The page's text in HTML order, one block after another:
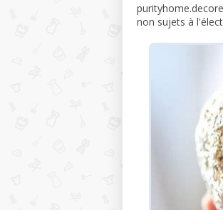
non sujets à